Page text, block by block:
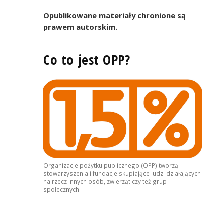
Opublikowane materiały chronione są
prawem autorskim.
Co to jest OPP?
Organizacje pożytku publicznego (OPP) tworzą
stowarzyszenia i fundacje skupiające ludzi działających
na rzecz innych osób, zwierząt czy też grup
społecznych.